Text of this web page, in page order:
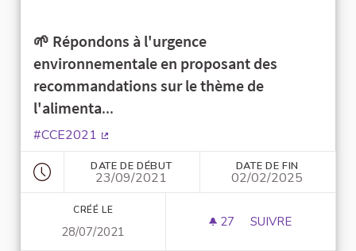
🌱 Répondons à l'urgence
environnementale en proposant des
recommandations sur le thème de
l'alimenta...
#CCE2021
DATE DE DÉBUT
23/09/2021
DATE DE FIN
02/02/2025
CRÉÉ LE
28/07/2021
27 27 ABONNÉS
SUIVRE